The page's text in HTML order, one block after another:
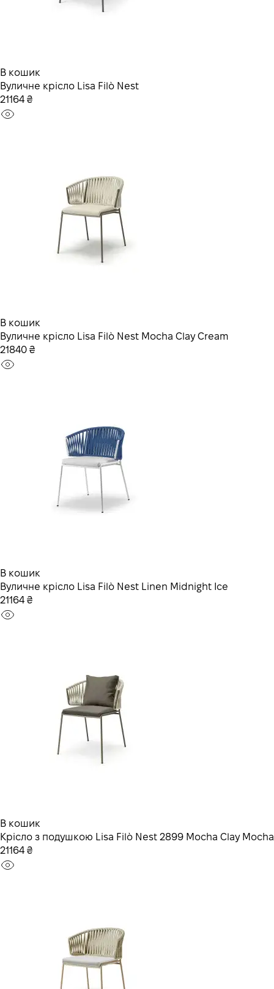
В кошик
Вуличне крісло Lisa Filò Nest
21164 ₴
В кошик
Вуличне крісло Lisa Filò Nest Mocha Clay Cream
21840 ₴
В кошик
Вуличне крісло Lisa Filò Nest Linen Midnight Ice
21164 ₴
В кошик
Крісло з подушкою Lisa Filò Nest 2899 Mocha Clay Mocha
21164 ₴